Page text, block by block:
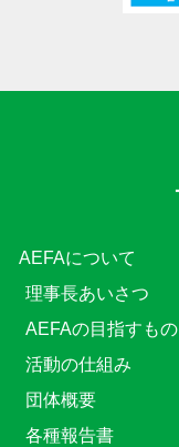
AEFAについて
理事長あいさつ
AEFAの目指すもの
活動の仕組み
団体概要
各種報告書